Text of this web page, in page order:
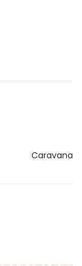
Caravana